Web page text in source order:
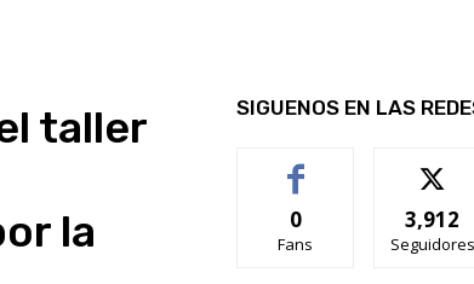
taller
la
SIGUENOS EN LAS
0
Fans
3,912
Seguidores